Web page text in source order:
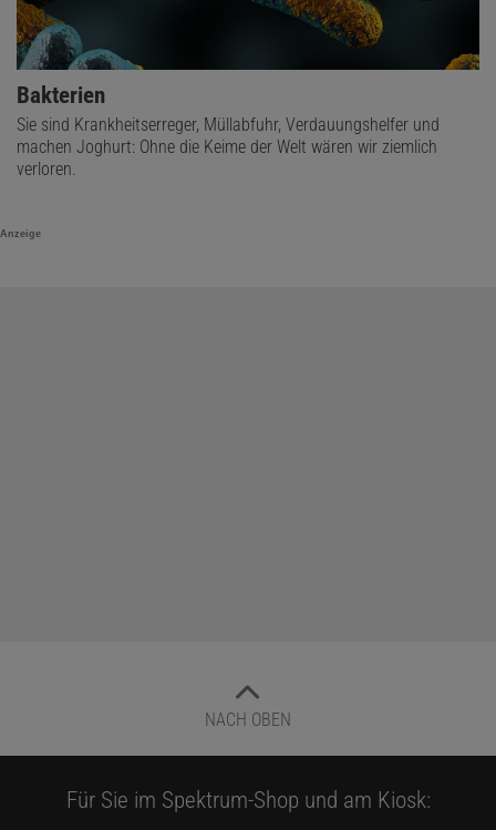
Bakterien
Sie sind Krankheitserreger, Müllabfuhr, Verdauungshelfer und
machen Joghurt: Ohne die Keime der Welt wären wir ziemlich
verloren.
Anzeige
NACH OBEN
Für Sie im Spektrum-Shop und am Kiosk: